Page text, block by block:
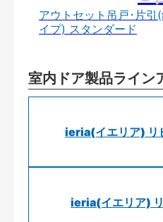
アウトセット吊戸･片引
イプ) スタンダード
室内ドア製品ライン
ieria(イエリア) リ
ieria(イエリア)